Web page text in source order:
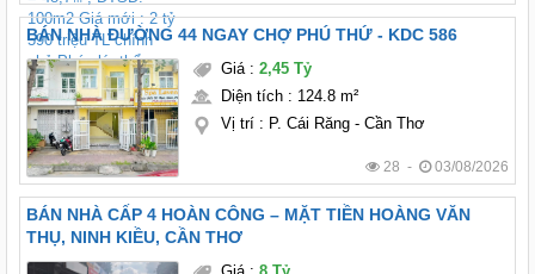
BÁN NHÀ ĐƯỜNG 44 NGAY CHỢ PHÚ THỨ - KDC 586
Giá: 2,45 Tỷ
Diện tích: 124.8 m²
Vị trí: P. Cái Răng - Cần Thơ
28 - 03/08/2026
BÁN NHÀ CẤP 4 HOÀN CÔNG – MẶT TIỀN HOÀNG VĂN
THỤ, NINH KIỀU, CẦN THƠ